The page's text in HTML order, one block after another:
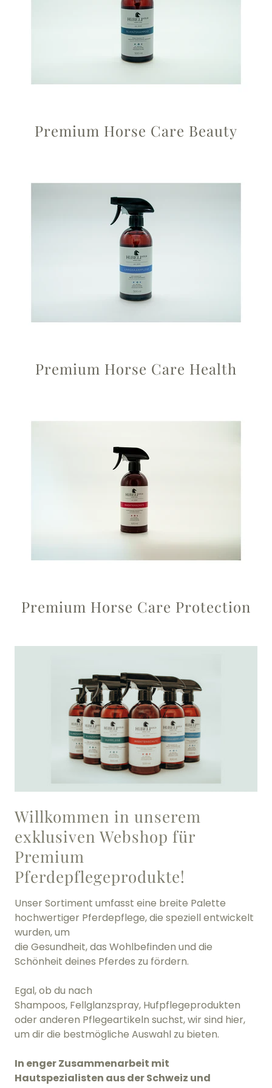
Premium Horse Care Beauty
Premium Horse Care Health
Premium Horse Care Protection
Willkommen in unserem
exklusiven Webshop für
Premium
Pferdepflegeprodukte!
Unser Sortiment umfasst eine breite Palette
hochwertiger Pferdepflege, die speziell entwickelt
wurden, um
die Gesundheit, das Wohlbefinden und die
Schönheit deines Pferdes zu fördern.
Egal, ob du nach
Shampoos, Fellglanzspray, Hufpflegeprodukten
oder anderen Pflegeartikeln suchst, wir sind hier,
um dir die bestmögliche Auswahl zu bieten.
In enger Zusammenarbeit mit
Hautspezialisten aus der Schweiz und